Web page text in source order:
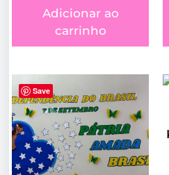
Adicionar ao
carrinho
Save